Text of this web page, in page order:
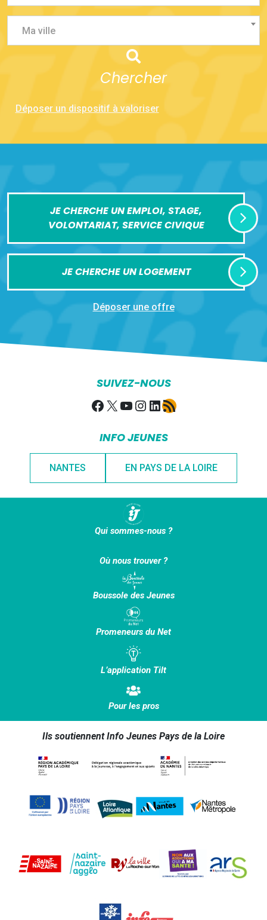
Ma ville
Chercher
Déposer un dispositif à valoriser
JE CHERCHE UN EMPLOI, STAGE,
VOLONTARIAT, SERVICE CIVIQUE
JE CHERCHE UN LOGEMENT
Déposer une offre
SUIVEZ-NOUS
Facebook
X YouTube
Instagram
LinkedIn
Flux RSS
INFO JEUNES
NANTES EN PAYS DE LA LOIRE
Qui sommes-nous ?
Où nous trouver ?
Boussole des Jeunes
Promeneurs du Net
L’application Tilt
Pour les pros
Ils soutiennent Info Jeunes Pays de la Loire